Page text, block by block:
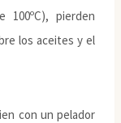
100ºC), pierden
los aceites y el
con un pelador